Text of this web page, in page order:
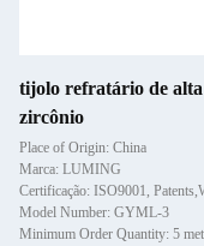
tijolo refratário de alta
zircônio
Place of Origin: China
Marca: LUMING
Certificação: ISO9001,
Model Number: GYML-3
Minimum Order Quantity: 5